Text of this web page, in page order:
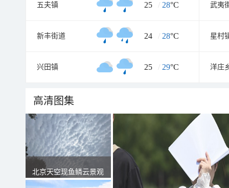
五夫镇 25 / 28°C 武夷
新丰街道 24 / 28°C 星村
兴田镇 25 / 29°C 洋庄
高清图集
北京天空现鱼鳞云景观